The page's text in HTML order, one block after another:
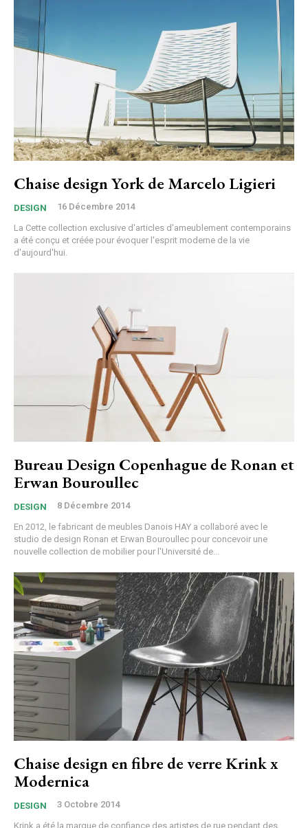
Chaise design York de Marcelo Ligieri
DESIGN 16 Décembre 2014
La Cette collection exclusive d'articles d'ameublement contemporains
a été conçu et créée pour évoquer l'esprit moderne de la vie
d'aujourd'hui.
Bureau Design Copenhague de Ronan et
Erwan Bouroullec
DESIGN 8 Décembre 2014
En 2012, le fabricant de meubles Danois HAY a collaboré avec le
studio de design Ronan et Erwan Bouroullec pour concevoir une
nouvelle collection de mobilier pour l'Université de...
Chaise design en fibre de verre Krink x
Modernica
DESIGN 3 Octobre 2014
Krink a été la marque de confiance des artistes de rue pendant des